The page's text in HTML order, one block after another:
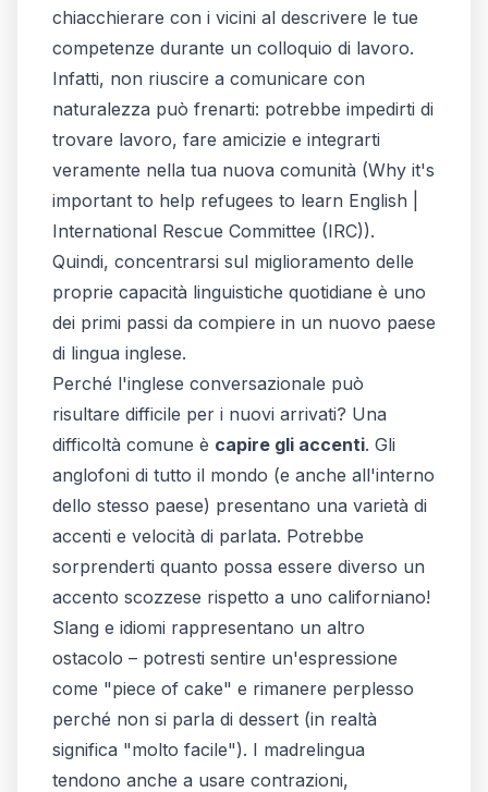
chiacchierare con i vicini al descrivere le tue
competenze durante un colloquio di lavoro.
Infatti, non riuscire a comunicare con
naturalezza può frenarti: potrebbe impedirti di
trovare lavoro, fare amicizie e integrarti
veramente nella tua nuova comunità (Why it's
important to help refugees to learn English |
International Rescue Committee (IRC)).
Quindi, concentrarsi sul miglioramento delle
proprie capacità linguistiche quotidiane è uno
dei primi passi da compiere in un nuovo paese
di lingua inglese.
Perché l'inglese conversazionale può
risultare difficile per i nuovi arrivati? Una
difficoltà comune è capire gli accenti. Gli
anglofoni di tutto il mondo (e anche all'interno
dello stesso paese) presentano una varietà di
accenti e velocità di parlata. Potrebbe
sorprenderti quanto possa essere diverso un
accento scozzese rispetto a uno californiano!
Slang e idiomi rappresentano un altro
ostacolo – potresti sentire un'espressione
come "piece of cake" e rimanere perplesso
perché non si parla di dessert (in realtà
significa "molto facile"). I madrelingua
tendono anche a usare contrazioni,